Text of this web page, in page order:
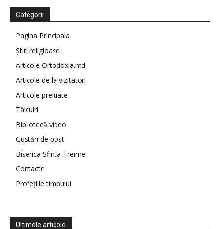
Categorii
Pagina Principala
Știri religioase
Articole Ortodoxia.md
Articole de la vizitatori
Articole preluate
Tâlcuiri
Bibliotecă video
Gustări de post
Biserica Sfinta Treime
Contacte
Profețiile timpului
Ultimele articole